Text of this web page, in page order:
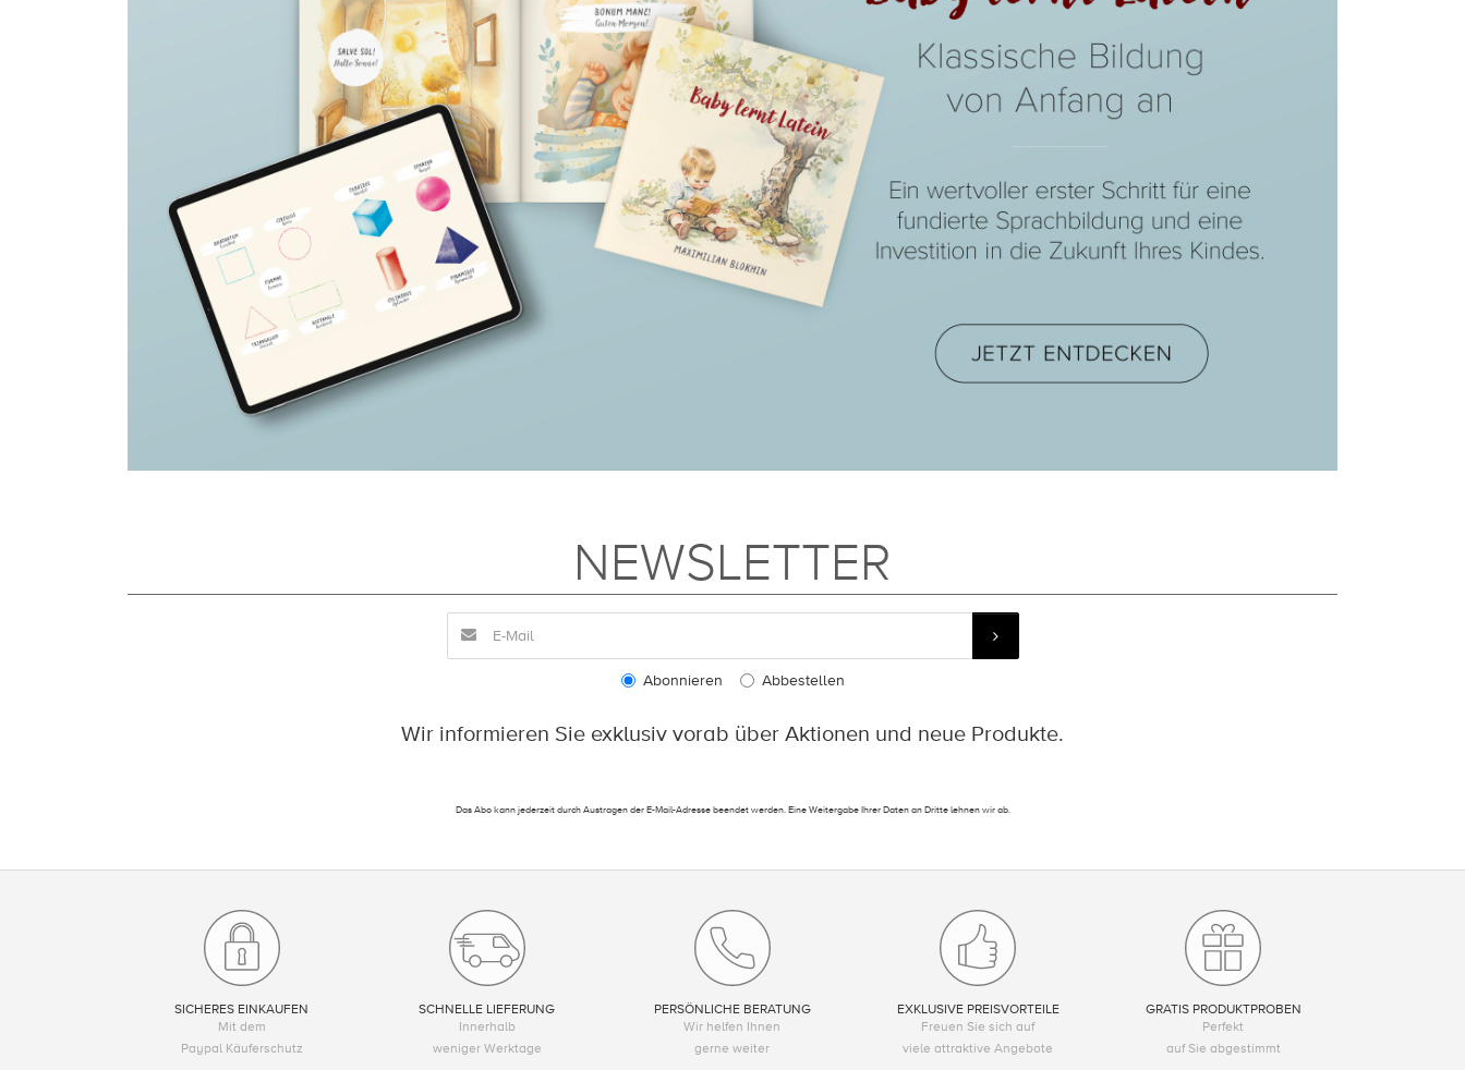
NEWSLETTER
Abonnieren Abbestellen
Wir informieren Sie exklusiv vorab über Aktionen und neue Produkte.
Das Abo kann jederzeit durch Austragen der E-Mail-Adresse beendet werden. Eine Weitergabe Ihrer Daten an Dritte lehnen wir ab.
SICHERES EINKAUFEN
Mit dem
Paypal Käuferschutz
SCHNELLE LIEFERUNG
Innerhalb
weniger Werktage
PERSÖNLICHE BERATUNG
Wir helfen Ihnen
gerne weiter
EXKLUSIVE PREISVORTEILE
Freuen Sie sich auf
viele attraktive Angebote
GRATIS PRODUKTPROBEN
Perfekt
auf Sie abgestimmt